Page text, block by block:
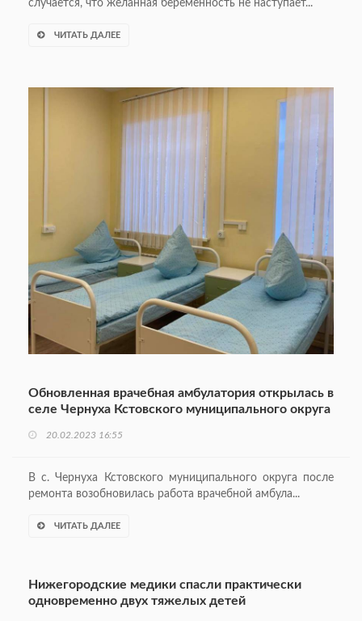
случается, что желанная беременность не наступает...
ЧИТАТЬ ДАЛЕЕ
Обновленная врачебная амбулатория открылась в
селе Чернуха Кстовского муниципального округа
20.02.2023 16:55
В с. Чернуха Кстовского муниципального округа после
ремонта возобновилась работа врачебной амбула...
ЧИТАТЬ ДАЛЕЕ
Нижегородские медики спасли практически
одновременно двух тяжелых детей